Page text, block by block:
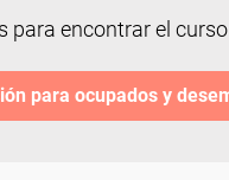
para encontrar el
para ocupados y